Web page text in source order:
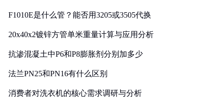
F1010E是什么管？能否用3205或3505代换
20x40x2镀锌方管单米重量计算与应用分析
抗渗混凝土中P6和P8膨胀剂分别加多少
法兰PN25和PN16有什么区别
消费者对洗衣机的核心需求调研与分析